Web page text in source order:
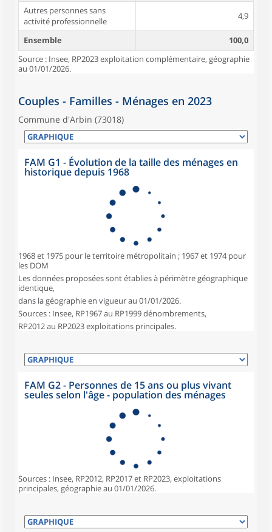
Autres personnes sans
activité professionnelle
4,9
Ensemble
100,0
Source : Insee, RP2023 exploitation complémentaire, géographie
au 01/01/2026.
Couples - Familles - Ménages en 2023
Commune d'Arbin (73018)
FAM G1 - Évolution de la taille des ménages en
historique depuis 1968
1968 et 1975 pour le territoire métropolitain ; 1967 et 1974 pour
les DOM
Les données proposées sont établies à périmètre géographique
identique,
dans la géographie en vigueur au 01/01/2026.
Sources : Insee, RP1967 au RP1999 dénombrements,
RP2012 au RP2023 exploitations principales.
FAM G2 - Personnes de 15 ans ou plus vivant
seules selon l'âge - population des ménages
Sources : Insee, RP2012, RP2017 et RP2023, exploitations
principales, géographie au 01/01/2026.